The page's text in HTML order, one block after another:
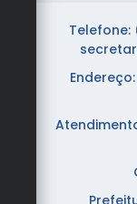
Telefone: